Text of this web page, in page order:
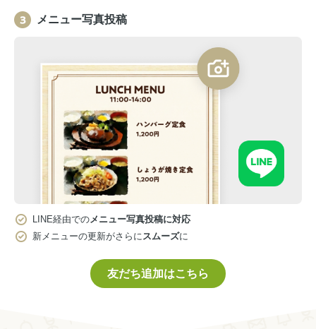
メニュー写真投稿
LINE経由でのメニュー写真投稿に対応
新メニューの更新がさらにスムーズに
友だち追加はこちら